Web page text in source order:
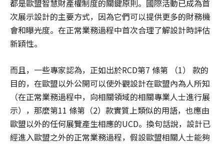
都是歐盟智慧財產權制度的關鍵原則。國際活動已成為首
次展示設計的主要方式，因為它們可以提供更多的財務機
會和曝光度。在正常業務過程中首次合理了解設計時評估
新穎性。
而且，一些專家認為，正如出於RCD第7 條第 （1） 款的
目的，在歐盟以外公開可以使外觀設計在歐盟內為人所知
（在正常業務過程中，向相關領域的相關專業人士進行展
示），那麼第11 條第（2）款實質上類似的用語，也應由
歐盟以外的任何展覽產生相應的UCD。換句話說，設計已
經進入歐盟之外的正常業務過程，假設歐盟相關人士能夠